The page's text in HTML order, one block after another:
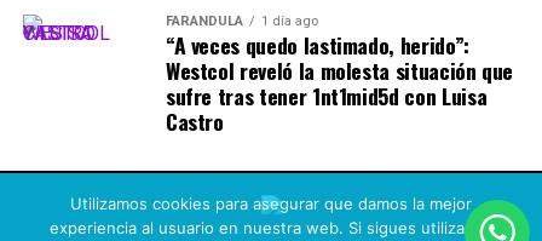
FARÁNDULA 1 día ago
“A veces quedo lastimado, herido”:
Westcol reveló la molesta situación que
sufre tras tener 1nt1mid5d con Luisa
Castro
Utilizamos cookies para asegurar que damos la mejor
experiencia al usuario en nuestra web. Si sigues utilizando